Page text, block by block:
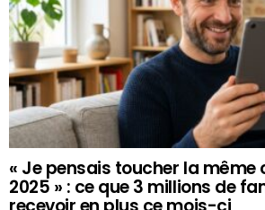
« Je pensais toucher la même
2025 » : ce que 3 millions de